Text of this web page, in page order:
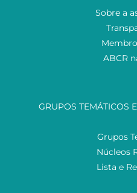
Sobre a
ABCR
GRUPOS TEMÁTICOS
Grupos
Núcleos
Lista e